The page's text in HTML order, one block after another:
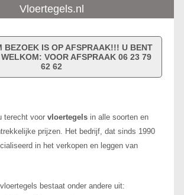
Vloertegels.nl
BEZOEK IS OP AFSPRAAK!!! U BENT
VOOR AFSPRAAK 06 23 79
62 62
terecht voor vloertegels in alle soorten en
prijzen. Het bedrijf, dat sinds 1990
in het verkopen en leggen van
bestaat onder andere uit: